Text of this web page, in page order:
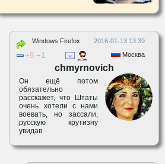
2016-01-13 13:39
Windows Firefox
Москва
9 1
chmyrnovich
Он ещё потом
обязательно
расскажет, что Штаты
очень хотели с нами
воевать, но зассали,
русскую крутизну
увидав.